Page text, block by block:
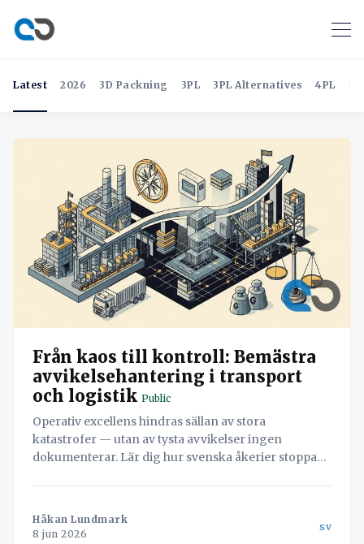
Latest 2026 3D Packning 3PL 3PL Alternatives 4PL
Från kaos till kontroll: Bemästra
avvikelsehantering i transport
och logistik Public
Operativ excellens hindras sällan av stora
katastrofer — utan av tysta avvikelser ingen
dokumenterar. Lär dig hur svenska åkerier stoppar
direkt i arbetsflödet.
Håkan Lundmark
8 jun 2026
sv